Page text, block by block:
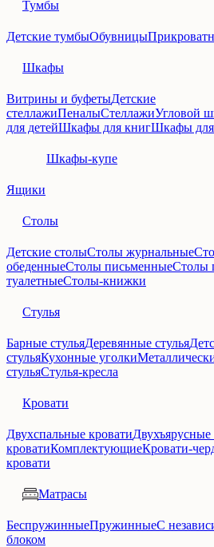
Тумбы
Детские тумбыОбувницы
Шкафы
Витрины и буфетыДетские
стеллажиПеналыСтеллажиУгловой
для детейШкафы для книгШкафы
Шкафы-купе
Ящики
Столы
Детские столыСтолы журнальные
обеденныеСтолы письменныеСтолы
туалетныеСтолы-книжки
Стулья
Барные стульяДеревянные стулья
стульяКухонные уголки
стульяСтулья-кресла
Кровати
Двухспальные кроватиДвухъярусные
кроватиКомплектующиеКровати-
кровати
Матрасы
БеспружинныеПружинныеС
блоком